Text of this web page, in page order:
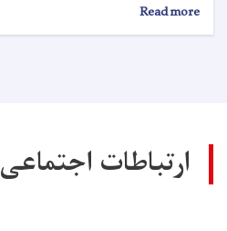
Read more
اطلاعیه
ارتباطات اجتماعی